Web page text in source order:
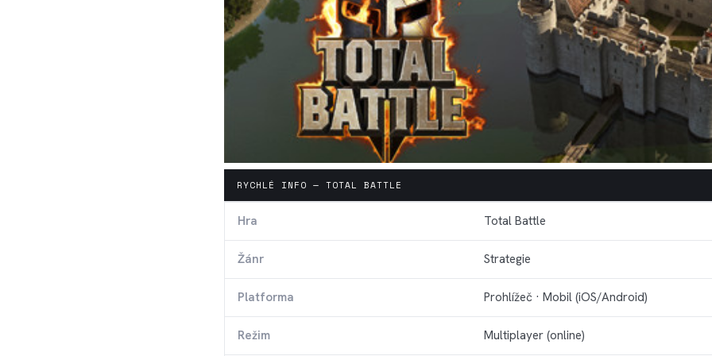
RYCHLÉ INFO — TOTAL BATTLE
Hra Total Battle
Žánr Strategie
Platforma Prohlížeč · Mobil (iOS/Android)
Režim Multiplayer (online)